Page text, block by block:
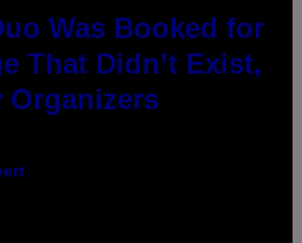
Was Booked for
That Didn’t Exist,
Organizers